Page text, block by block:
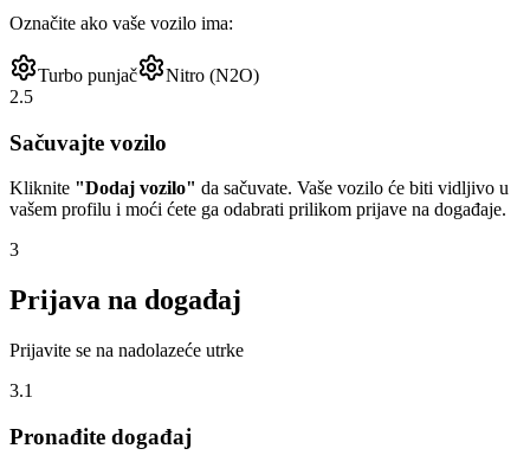
Označite ako vaše vozilo ima:
Turbo punjač
Nitro (N2O)
2.5
Sačuvajte vozilo
Kliknite "Dodaj vozilo" da sačuvate. Vaše vozilo će biti vidljivo u
vašem profilu i moći ćete ga odabrati prilikom prijave na događaje.
3
Prijava na događaj
Prijavite se na nadolazeće utrke
3.1
Pronađite događaj